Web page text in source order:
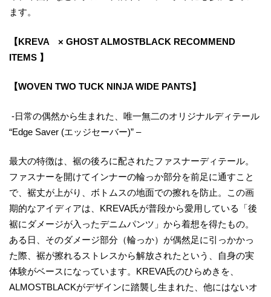
ます。
【KREVA × GHOST ALMOSTBLACK RECOMMEND
ITEMS 】
【WOVEN TWO TUCK NINJA WIDE PANTS】
-日常の偶然から生まれた、唯一無二のオリジナルディテール
“Edge Saver (エッジセーバー)” –
最大の特徴は、裾の後ろに配されたファスナーディテール。
ファスナーを開けてインナーの輪っか部分を前足に通すこと
で、裾丈が上がり、ボトムスの地面での擦れを防止。この画
期的なアイディアは、KREVA氏が普段から愛用している「後
裾にダメージが入ったデニムパンツ」から着想を得たもの。
ある日、そのダメージ部分（輪っか）が偶然足に引っかかっ
た際、裾が擦れるストレスから解放されたという、自身の実
体験がベースになっています。KREVA氏のひらめきを、
ALMOSTBLACKがデザインに踏襲し生まれた、他にはないオ